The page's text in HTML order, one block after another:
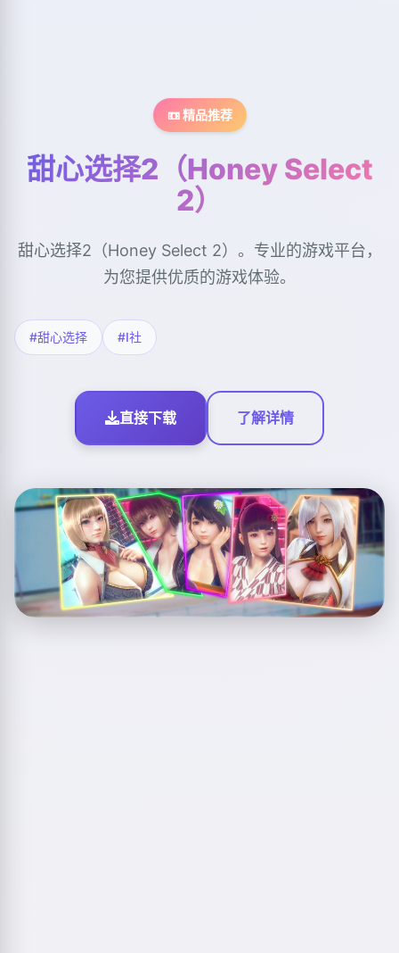
📼 精品推荐
甜心选择2（Honey Select
2）
甜心选择2（Honey Select 2）。专业的游戏平台，
为您提供优质的游戏体验。
#甜心选择 #I社
直接下载 了解详情